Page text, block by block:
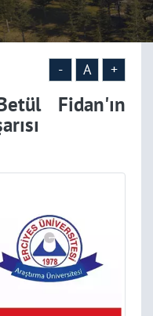
- A +
Fidan'ın